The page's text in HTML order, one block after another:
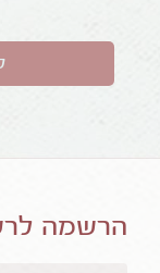
הרשמה